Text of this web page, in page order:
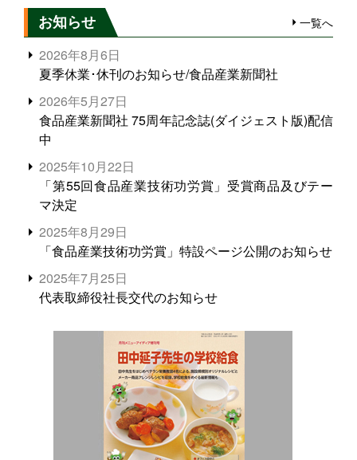
お知らせ 一覧へ
2026年8月6日
夏季休業･休刊のお知らせ/食品産業新聞社
2026年5月27日
食品産業新聞社 75周年記念誌(ダイジェスト版)配信
中
2025年10月22日
「第55回食品産業技術功労賞」受賞商品及びテー
マ決定
2025年8月29日
「食品産業技術功労賞」特設ページ公開のお知らせ
2025年7月25日
代表取締役社長交代のお知らせ